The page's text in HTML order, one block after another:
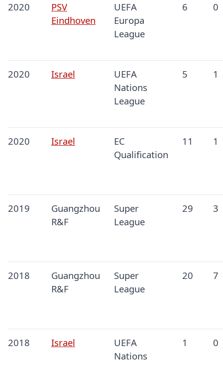
2020
PSV
Eindhoven
UEFA
Europa
League
6 0
2020 Israel
UEFA
Nations
League
5 1
2020 Israel
EC
Qualification
11 1
2019
Guangzhou
R&F
Super
League
29 3
2018
Guangzhou
R&F
Super
League
20 7
2018 Israel
UEFA
Nations
1 0